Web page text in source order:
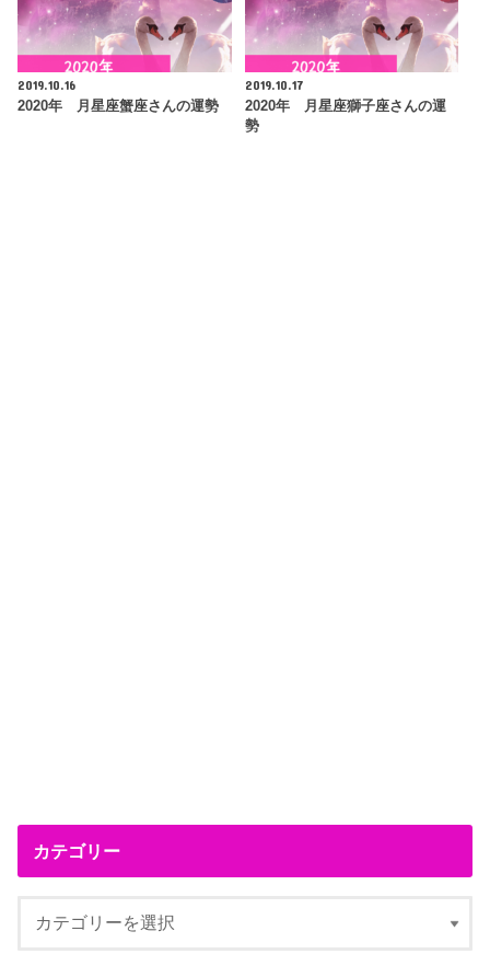
2019.10.16
2020年 月星座蟹座さんの運勢
2019.10.17
2020年 月星座獅子座さんの運
勢
カテゴリー